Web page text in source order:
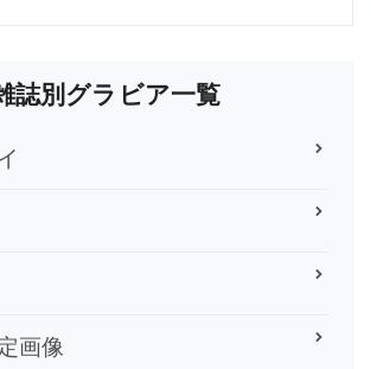
誌別グラビア一覧
画像